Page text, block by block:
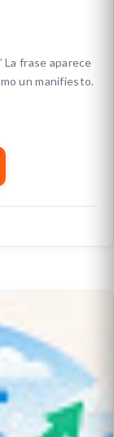
La frase aparece
un manifiesto.